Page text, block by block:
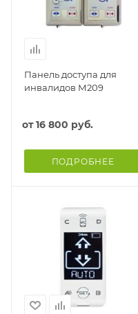
Панель доступа для
инвалидов М209
от16 800 руб.
ПОДРОБНЕЕ